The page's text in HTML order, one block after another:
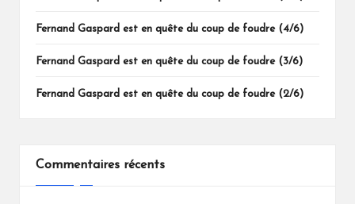
Fernand Gaspard est en quête du coup de foudre (4/6)
Fernand Gaspard est en quête du coup de foudre (3/6)
Fernand Gaspard est en quête du coup de foudre (2/6)
Commentaires récents